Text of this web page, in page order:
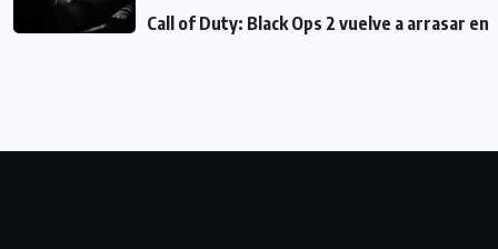
Call of Duty: Black Ops 2 vuelve a arrasar en